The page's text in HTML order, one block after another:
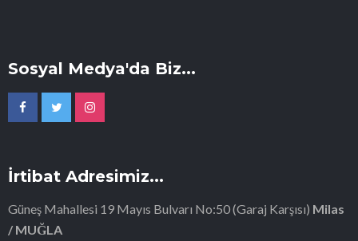
Sosyal Medya'da Biz...
İrtibat Adresimiz...
Güneş Mahallesi 19 Mayıs Bulvarı No:50 (Garaj Karşısı) Milas
/ MUĞLA